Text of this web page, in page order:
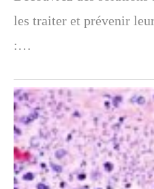
les traiter et prévenir
:…